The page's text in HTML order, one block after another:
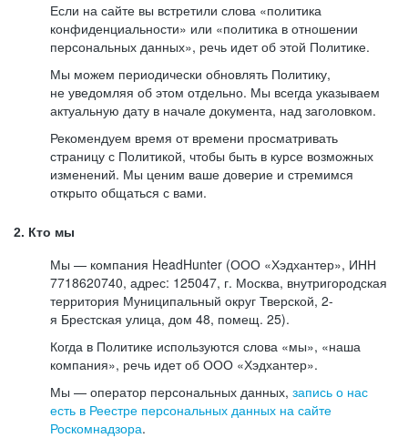
Если на сайте вы встретили слова «политика
конфиденциальности» или «политика в отношении
персональных данных», речь идет об этой Политике.
Мы можем периодически обновлять Политику,
не уведомляя об этом отдельно. Мы всегда указываем
актуальную дату в начале документа, над заголовком.
Рекомендуем время от времени просматривать
страницу с Политикой, чтобы быть в курсе возможных
изменений. Мы ценим ваше доверие и стремимся
открыто общаться с вами.
2. Кто мы
Мы — компания HeadHunter (ООО «Хэдхантер», ИНН
7718620740, адрес: 125047, г. Москва, внутригородская
территория Муниципальный округ Тверской, 2-
я Брестская улица, дом 48, помещ. 25).
Когда в Политике используются слова «мы», «наша
компания», речь идет об ООО «Хэдхантер».
Мы — оператор персональных данных, запись о нас
есть в Реестре персональных данных на сайте
Роскомнадзора.